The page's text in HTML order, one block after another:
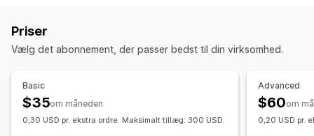
Markedsføring og salg
Markedsføringstildeling
Betalingsanalyse
ROAS
Forladt indkøbskurv
Visualiseringer og rapporter
Kontrolpanel med analyser Tilpassede kontrolpaneler
Returnering og ombytning
Sporing af kostpris for solgte varer Tilpassede rapporter
Finansiel drift
Priser
Vælg det abonnement, der passer bedst til din virksomhed.
Basic
$35om måneden
0,30 USD pr. ekstra ordre. Maksimalt tillæg: 300 USD.
Advanced
$60om
0,20 USD pr.